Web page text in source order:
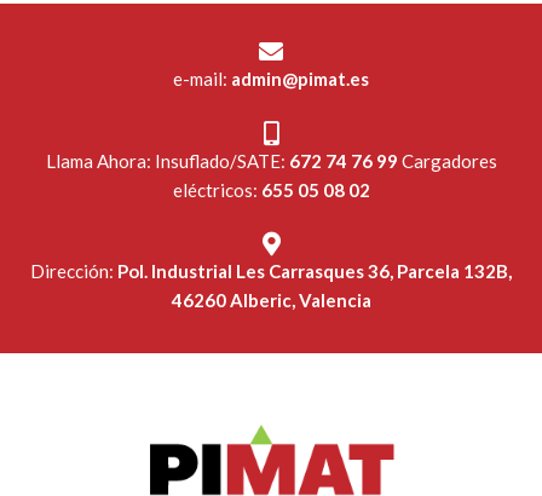
e-mail: admin@pimat.es
Llama Ahora: Insuflado/SATE: 672 74 76 99 Cargadores
eléctricos: 655 05 08 02
Dirección: Pol. Industrial Les Carrasques 36, Parcela 132B,
46260 Alberic, Valencia